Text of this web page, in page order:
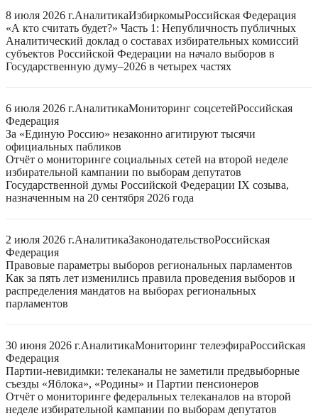
8 июля 2026 г.АналитикаИзбиркомыРоссийская Федерация
«А кто считать будет?» Часть 1: Непубличность публичных
Аналитический доклад о составах избирательных комиссий
субъектов Российской Федерации на начало выборов в
Государственную думу–2026 в четырех частях
6 июля 2026 г.АналитикаМониторинг соцсетейРоссийская
Федерация
За «Единую Россию» незаконно агитируют тысячи
официальных пабликов
Отчёт о мониторинге социальных сетей на второй неделе
избирательной кампании по выборам депутатов
Государственной думы Российской Федерации IX созыва,
назначенным на 20 сентября 2026 года
2 июля 2026 г.АналитикаЗаконодательствоРоссийская
Федерация
Правовые параметры выборов региональных парламентов
Как за пять лет изменились правила проведения выборов и
распределения мандатов на выборах региональных
парламентов
30 июня 2026 г.АналитикаМониторинг телеэфираРоссийская
Федерация
Партии-невидимки: телеканалы не заметили предвыборные
съезды «Яблока», «Родины» и Партии пенсионеров
Отчёт о мониторинге федеральных телеканалов на второй
неделе избирательной кампании по выборам депутатов